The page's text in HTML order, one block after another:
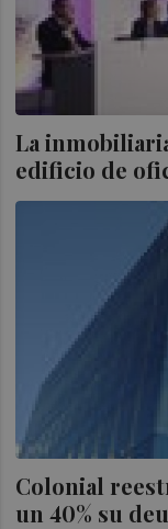
La
edificio de
Colonial
un 40% su